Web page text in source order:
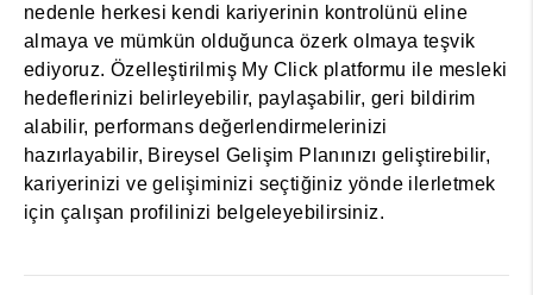
nedenle herkesi kendi kariyerinin kontrolünü eline
almaya ve mümkün olduğunca özerk olmaya teşvik
ediyoruz. Özelleştirilmiş My Click platformu ile mesleki
hedeflerinizi belirleyebilir, paylaşabilir, geri bildirim
alabilir, performans değerlendirmelerinizi
hazırlayabilir, Bireysel Gelişim Planınızı geliştirebilir,
kariyerinizi ve gelişiminizi seçtiğiniz yönde ilerletmek
için çalışan profilinizi belgeleyebilirsiniz.